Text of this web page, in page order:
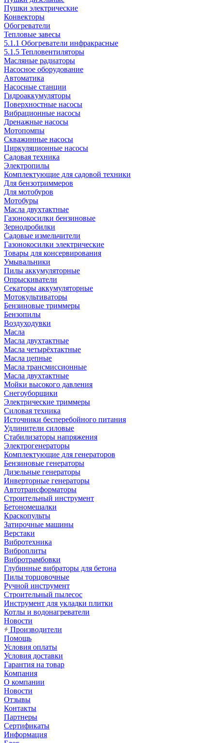
Пушки электрические
Конвекторы
Обогреватели
Тепловые завесы
5.1.1 Обогреватели инфракрасные
5.1.5 Тепловентиляторы
Масляные радиаторы
Насосное оборудование
Автоматика
Насосные станции
Гидроаккумуляторы
Поверхностные насосы
Вибрационные насосы
Дренажные насосы
Мотопомпы
Скважинные насосы
Циркуляционные насосы
Садовая техника
Электропилы
Комплектующие для садовой техники
Для бензотриммеров
Для мотобуров
Мотобуры
Масла двухтактные
Газонокосилки бензиновые
Зернодробилки
Садовые измельчители
Газонокосилки электрические
Товары для консервирования
Умывальники
Пилы аккумуляторные
Опрыскиватели
Секаторы аккумуляторные
Мотокультиваторы
Бензиновые триммеры
Бензопилы
Воздуходувки
Масла
Масла двухтактные
Масла четырёхтактные
Масла цепные
Масла трансмиссионные
Масла двухтактные
Мойки высокого давления
Снегоуборщики
Электрические триммеры
Силовая техника
Источники бесперебойного питания
Удлинители силовые
Стабилизаторы напряжения
Электрогенераторы
Комплектующие для генераторов
Бензиновые генераторы
Дизельные генераторы
Инверторные генераторы
Автотрансформаторы
Строительный инструмент
Бетономешалки
Краскопульты
Затирочные машины
Верстаки
Вибротехника
Виброплиты
Вибротрамбовки
Глубинные вибраторы для бетона
Пилы торцовочные
Ручной инструмент
Строительный пылесос
Инструмент для укладки плитки
Котлы и водонагреватели
Новости
Производители
Помощь
Условия оплаты
Условия доставки
Гарантия на товар
Компания
О компании
Новости
Отзывы
Контакты
Партнеры
Сертификаты
Информация